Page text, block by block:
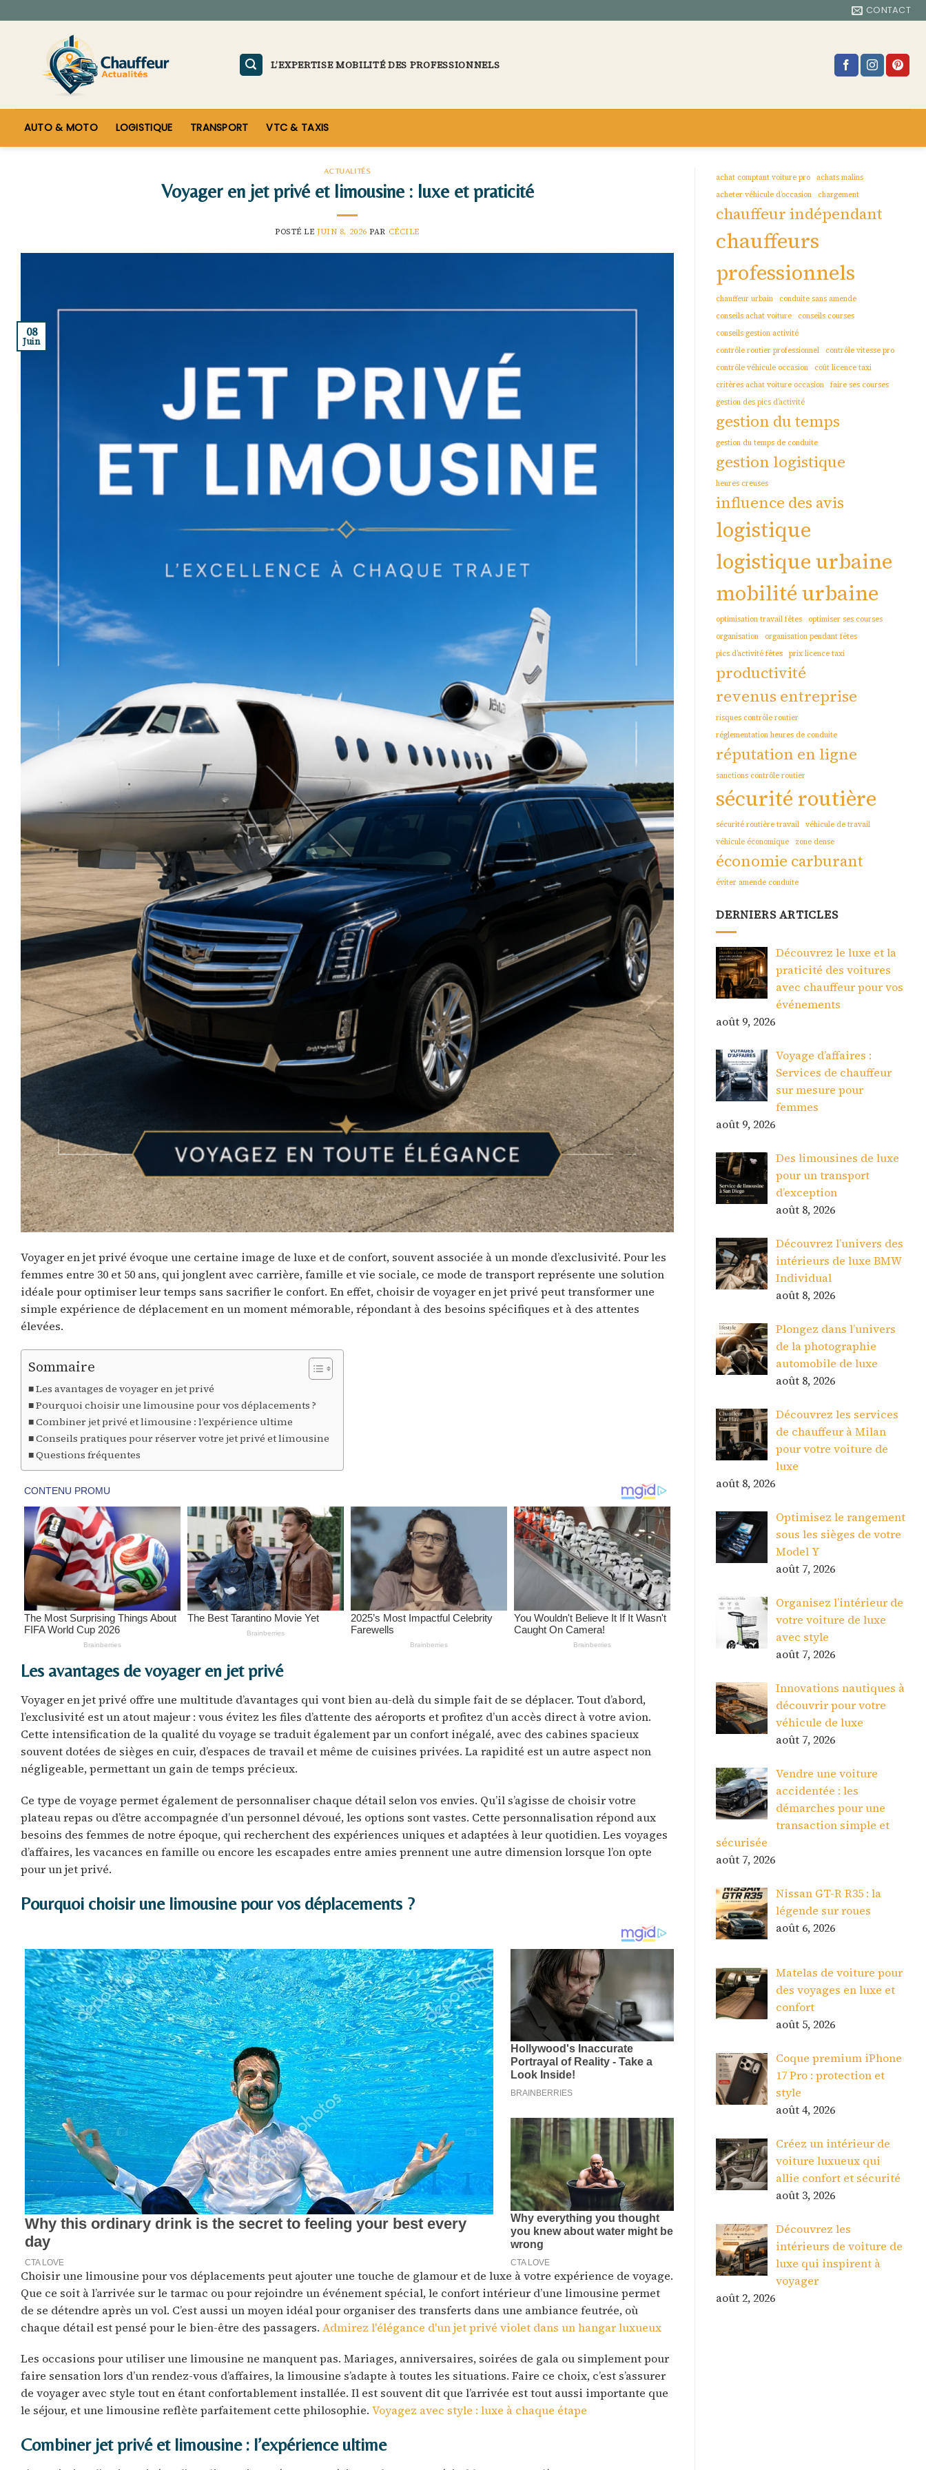
to
CONTACT
L’EXPERTISE MOBILITÉ DES PROFESSIONNELS
AUTO & MOTO LOGISTIQUE TRANSPORT VTC & TAXIS
ACTUALITÉS
Voyager en jet privé et limousine : luxe et praticité
POSTÉ LEJUIN 8, 2026 PAR CÉCILE
08
Juin
Voyager en jet privé évoque une certaine image de luxe et de confort, souvent associée à un monde d’exclusivité. Pour les
femmes entre 30 et 50 ans, qui jonglent avec carrière, famille et vie sociale, ce mode de transport représente une solution
idéale pour optimiser leur temps sans sacrifier le confort. En effet, choisir de voyager en jet privé peut transformer une
simple expérience de déplacement en un moment mémorable, répondant à des besoins spécifiques et à des attentes
élevées.
Sommaire
Les avantages de voyager en jet privé
Pourquoi choisir une limousine pour vos déplacements ?
Combiner jet privé et limousine : l’expérience ultime
Conseils pratiques pour réserver votre jet privé et limousine
Questions fréquentes
Les avantages de voyager en jet privé
Voyager en jet privé offre une multitude d’avantages qui vont bien au-delà du simple fait de se déplacer. Tout d’abord,
l’exclusivité est un atout majeur : vous évitez les files d’attente des aéroports et profitez d’un accès direct à votre avion.
Cette intensification de la qualité du voyage se traduit également par un confort inégalé, avec des cabines spacieux
souvent dotées de sièges en cuir, d’espaces de travail et même de cuisines privées. La rapidité est un autre aspect non
négligeable, permettant un gain de temps précieux.
Ce type de voyage permet également de personnaliser chaque détail selon vos envies. Qu’il s’agisse de choisir votre
plateau repas ou d’être accompagnée d’un personnel dévoué, les options sont vastes. Cette personnalisation répond aux
besoins des femmes de notre époque, qui recherchent des expériences uniques et adaptées à leur quotidien. Les voyages
d’affaires, les vacances en famille ou encore les escapades entre amies prennent une autre dimension lorsque l’on opte
pour un jet privé.
Pourquoi choisir une limousine pour vos déplacements ?
Choisir une limousine pour vos déplacements peut ajouter une touche de glamour et de luxe à votre expérience de voyage.
Que ce soit à l’arrivée sur le tarmac ou pour rejoindre un événement spécial, le confort intérieur d’une limousine permet
de se détendre après un vol. C’est aussi un moyen idéal pour organiser des transferts dans une ambiance feutrée, où
chaque détail est pensé pour le bien-être des passagers. Admirez l'élégance d'un jet privé violet dans un hangar luxueux
Les occasions pour utiliser une limousine ne manquent pas. Mariages, anniversaires, soirées de gala ou simplement pour
faire sensation lors d’un rendez-vous d’affaires, la limousine s’adapte à toutes les situations. Faire ce choix, c’est s’assurer
de voyager avec style tout en étant confortablement installée. Il est souvent dit que l’arrivée est tout aussi importante que
le séjour, et une limousine reflète parfaitement cette philosophie. Voyagez avec style : luxe à chaque étape
Combiner jet privé et limousine : l’expérience ultime
achat comptant voiture pro
achats malins
acheter véhicule d’occasion
chargement
chauffeur indépendant
chauffeurs
professionnels
chauffeur urbain
conduite sans amende
conseils achat voiture
conseils courses
conseils gestion activité
contrôle routier professionnel
contrôle vitesse pro
contrôle véhicule occasion
coût licence taxi
critères achat voiture occasion faire ses courses
gestion des pics d’activité
gestion du temps
gestion du temps de conduite
gestion logistique
heures creuses
influence des avis
logistique
logistique urbaine
mobilité urbaine
optimisation travail fêtes
optimiser ses courses
organisation
organisation pendant fêtes
pics d’activité fêtes prix licence taxi
productivité
revenus entreprise
risques contrôle routier
réglementation heures de conduite
réputation en ligne
sanctions contrôle routier
sécurité routière
sécurité routière travail véhicule de travail
véhicule économique
zone dense
économie carburant
éviter amende conduite
DERNIERS ARTICLES
Découvrez le luxe et la
praticité des voitures
avec chauffeur pour vos
événements
août 9, 2026
Voyage d’affaires :
Services de chauffeur
sur mesure pour
femmes
août 9, 2026
Des limousines de luxe
pour un transport
d’exception
août 8, 2026
Découvrez l’univers des
intérieurs de luxe BMW
Individual
août 8, 2026
Plongez dans l’univers
de la photographie
automobile de luxe
août 8, 2026
Découvrez les services
de chauffeur à Milan
pour votre voiture de
luxe
août 8, 2026
Optimisez le rangement
sous les sièges de votre
Model Y
août 7, 2026
Organisez l’intérieur de
votre voiture de luxe
avec style
août 7, 2026
Innovations nautiques à
découvrir pour votre
véhicule de luxe
août 7, 2026
Vendre une voiture
accidentée : les
démarches pour une
transaction simple et
sécurisée
août 7, 2026
Nissan GT-R R35 : la
légende sur roues
août 6, 2026
Matelas de voiture pour
des voyages en luxe et
confort
août 5, 2026
Coque premium iPhone
17 Pro : protection et
style
août 4, 2026
Créez un intérieur de
voiture luxueux qui
allie confort et sécurité
août 3, 2026
Découvrez les
intérieurs de voiture de
luxe qui inspirent à
voyager
août 2, 2026